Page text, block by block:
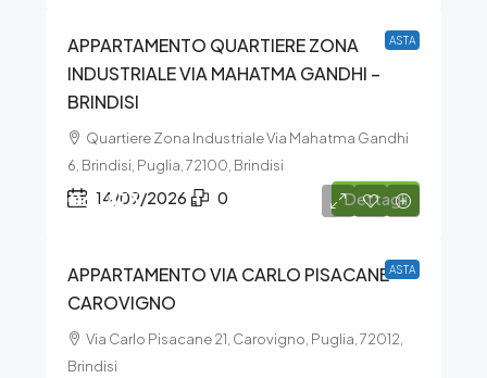
ASTA
APPARTAMENTO QUARTIERE ZONA
INDUSTRIALE VIA MAHATMA GANDHI –
BRINDISI
Quartiere Zona Industriale Via Mahatma Gandhi
6, Brindisi, Puglia, 72100, Brindisi
14/09/2026 0 Dettagli
ASTA
€61.875
APPARTAMENTO VIA CARLO PISACANE –
CAROVIGNO
Via Carlo Pisacane 21, Carovigno, Puglia, 72012,
Brindisi